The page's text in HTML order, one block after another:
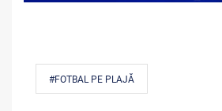
#FOTBAL PE PLAJĂ